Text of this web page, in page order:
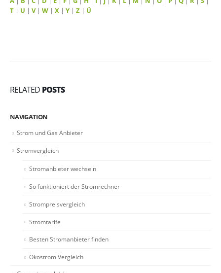
T | U | V| W | X | Y | Z | Ü
RELATED POSTS
NAVIGATION
Strom und Gas Anbieter
Stromvergleich
Stromanbieter wechseln
So funktioniert der Stromrechner
Strompreisvergleich
Stromtarife
Besten Stromanbieter finden
Ökostrom Vergleich